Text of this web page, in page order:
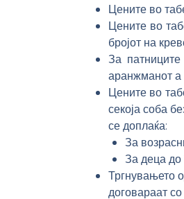
Цените во
Цените во
бројот на
За
аранжманот а
Цените во
секоја соба
се доплаќа:
За
За деца до
Тргнувањето
договараат